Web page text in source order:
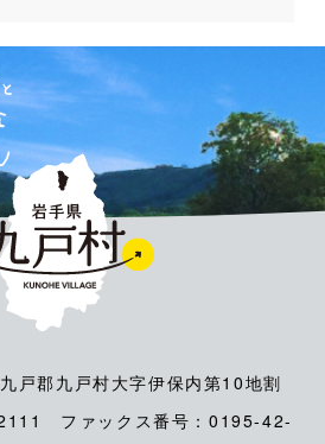
郡九戸村大字伊保内第10地割
ファックス番号：0195-42-